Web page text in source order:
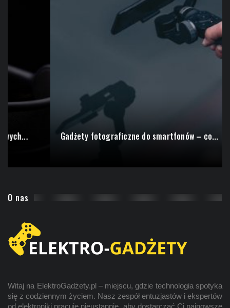
Gadżety fotograficzne do smartfonów – co...
O nas
Witaj na ElektroGadżety.pl – miejscu, gdzie technologia spotyka
się z codziennym życiem. Nasz zespół entuzjastów i ekspertów
od elektroniki pracuje nieustannie, aby dostarczać Ci najnowsze